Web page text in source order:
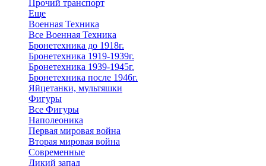
Прочий транспорт
Еще
Военная Техника
Все Военная Техника
Бронетехника до 1918г.
Бронетехника 1919-1939г.
Бронетехника 1939-1945г.
Бронетехника после 1946г.
Яйцетанки, мультяшки
Фигуры
Все Фигуры
Наполеоника
Первая мировая война
Вторая мировая война
Современные
Дикий запад